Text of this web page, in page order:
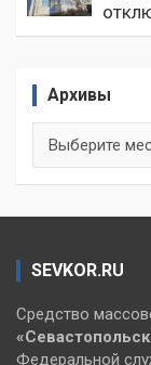
Архивы
SEVKOR.RU
Средство
Федеральной